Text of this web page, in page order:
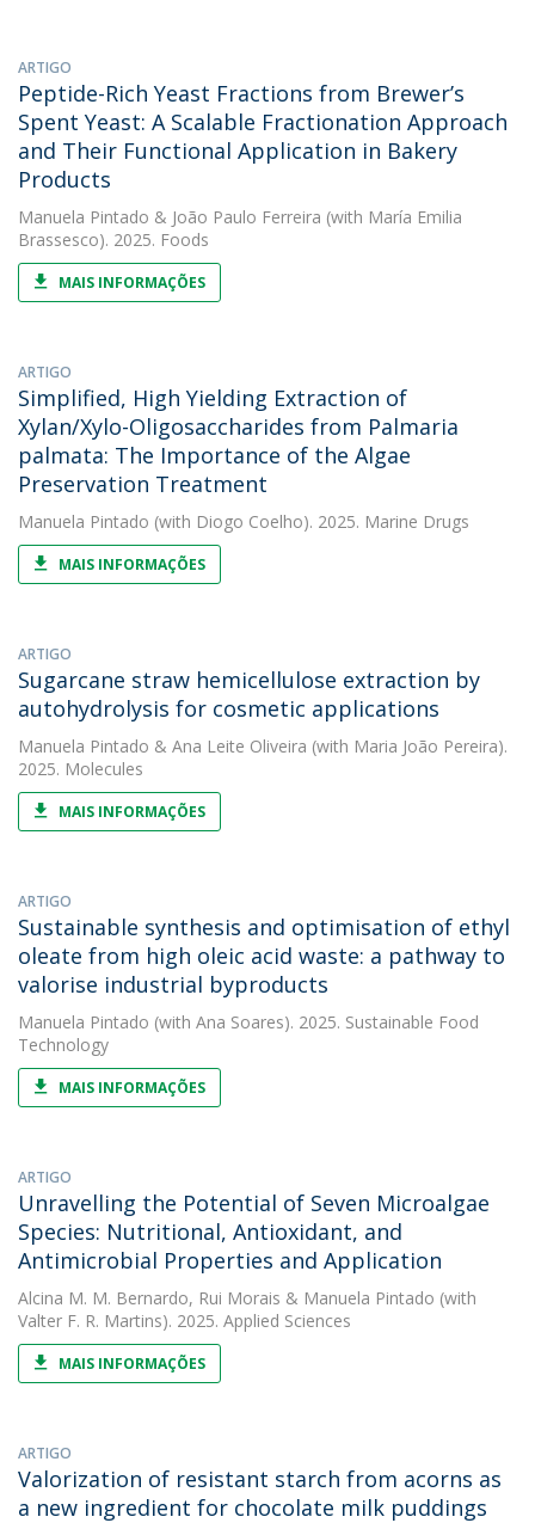
ARTIGO
Peptide-Rich Yeast Fractions from Brewer’s
Spent Yeast: A Scalable Fractionation Approach
and Their Functional Application in Bakery
Products
Manuela Pintado & João Paulo Ferreira (with María Emilia
Brassesco). 2025. Foods
MAIS INFORMAÇÕES
ARTIGO
Simplified, High Yielding Extraction of
Xylan/Xylo-Oligosaccharides from Palmaria
palmata: The Importance of the Algae
Preservation Treatment
Manuela Pintado (with Diogo Coelho). 2025. Marine Drugs
MAIS INFORMAÇÕES
ARTIGO
Sugarcane straw hemicellulose extraction by
autohydrolysis for cosmetic applications
Manuela Pintado & Ana Leite Oliveira (with Maria João Pereira).
2025. Molecules
MAIS INFORMAÇÕES
ARTIGO
Sustainable synthesis and optimisation of ethyl
oleate from high oleic acid waste: a pathway to
valorise industrial byproducts
Manuela Pintado (with Ana Soares). 2025. Sustainable Food
Technology
MAIS INFORMAÇÕES
ARTIGO
Unravelling the Potential of Seven Microalgae
Species: Nutritional, Antioxidant, and
Antimicrobial Properties and Application
Alcina M. M. Bernardo, Rui Morais & Manuela Pintado (with
Valter F. R. Martins). 2025. Applied Sciences
MAIS INFORMAÇÕES
ARTIGO
Valorization of resistant starch from acorns as
a new ingredient for chocolate milk puddings